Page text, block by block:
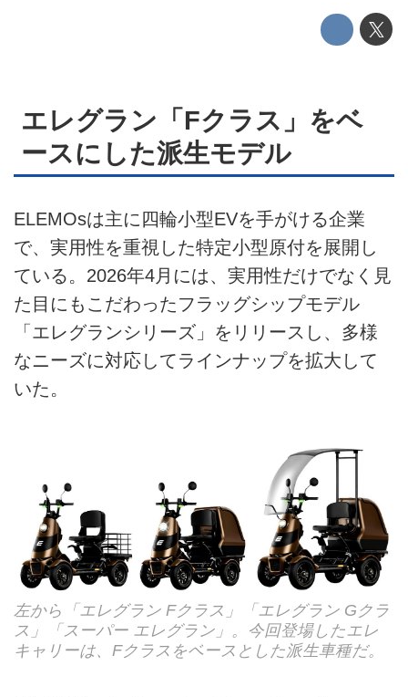
このメディアについて
運営会社
プライバシーポリシー
ライター名簿
お問い合せ
広告掲載について
エレグラン「Fクラス」をベ
ースにした派生モデル
ELEMOsは主に四輪小型EVを手がける企業
で、実用性を重視した特定小型原付を展開し
ている。2026年4月には、実用性だけでなく見
た目にもこだわったフラッグシップモデル
「エレグランシリーズ」をリリースし、多様
なニーズに対応してラインナップを拡大して
いた。
左から「エレグラン Fクラス」「エレグラン Gクラ
ス」「スーパー エレグラン」。今回登場したエレ
キャリーは、Fクラスをベースとした派生車種だ。